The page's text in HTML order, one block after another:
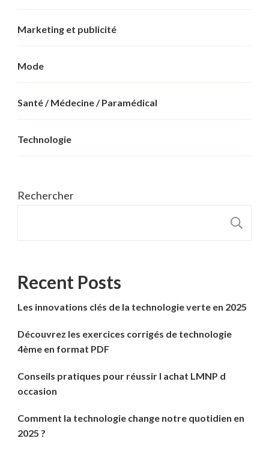
Marketing et publicité
Mode
Santé / Médecine / Paramédical
Technologie
Rechercher
Recent Posts
Les innovations clés de la technologie verte en 2025
Découvrez les exercices corrigés de technologie
4ème en format PDF
Conseils pratiques pour réussir l achat LMNP d
occasion
Comment la technologie change notre quotidien en
2025 ?